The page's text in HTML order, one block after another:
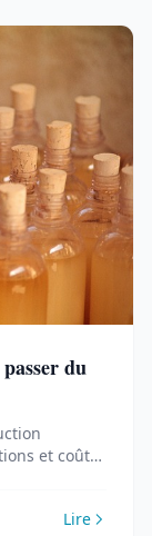
du
et coûts
Lire